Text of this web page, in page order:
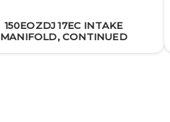
150EOZDJ 17EC INTAKE
MANIFOLD, CONTINUED